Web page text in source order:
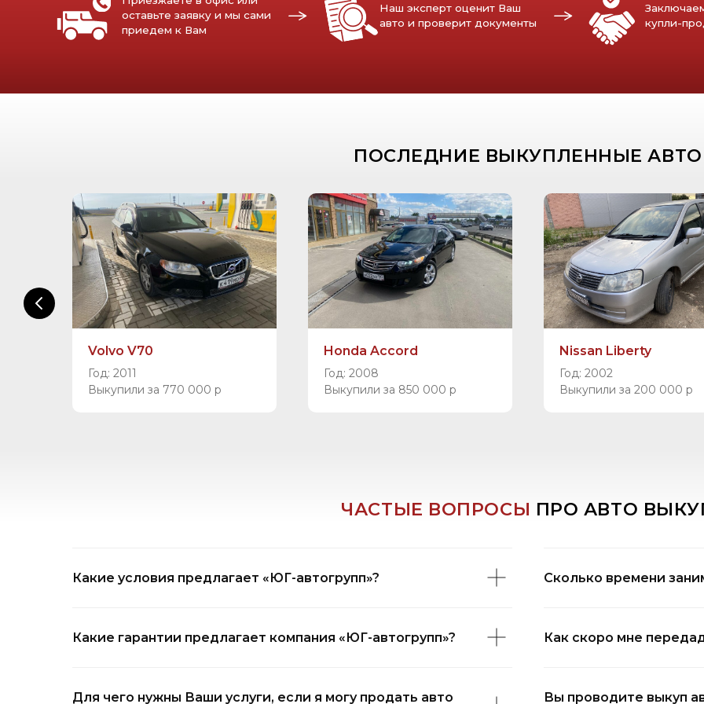
Volvo V70
Год: 2011
Выкупили за 770 000 р
Honda Accord
Год: 2008
Выкупили за 850 000 р
Nissan Liberty
Год: 2002
Выкупили за 200 000 р
ЧАСТЫЕ ВОПРОСЫПРО АВТО ВЫКУП
Какие условия предлагает «ЮГ-автогрупп»? Сколько времени
Какие гарантии предлагает компания «ЮГ-автогрупп»? Как скоро мне
Для чего нужны Ваши услуги, если я могу продать авто Вы проводите выкуп
ВЫКУПИМ ВАШ АВТО В ЛЮБОМ СОСТОЯНИИ ЗА ОДИН
Когда требуется быстро продать автомобиль, авто выкуп — это одно из лучших решений. Компании, занимающиеся скупкой
срочный выкуп авто, который позволяет продать машину буквально в течение нескольких часов. Авто выкуп набирает